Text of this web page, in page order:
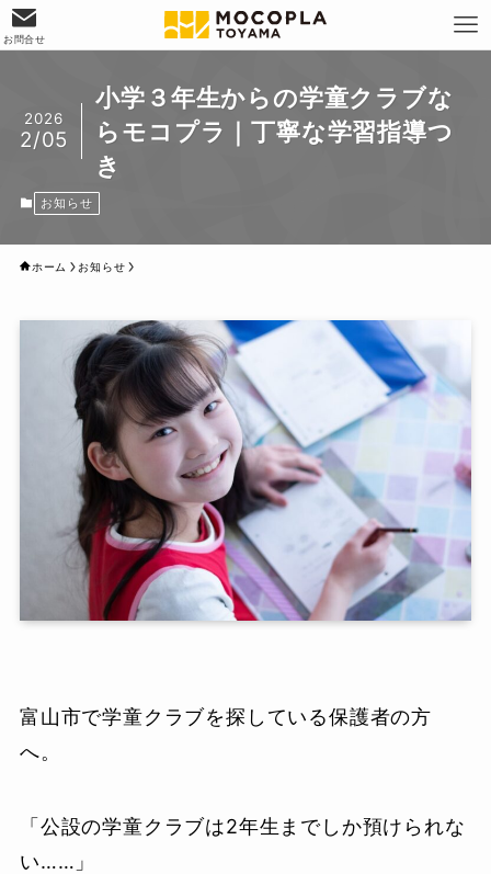
お問合せ
小学３年生からの学童クラブな
らモコプラ｜丁寧な学習指導つ
き
2026
2/05
お知らせ
ホーム お知らせ
富山市で学童クラブを探している保護者の方
へ。
「公設の学童クラブは2年生までしか預けられな
い……」